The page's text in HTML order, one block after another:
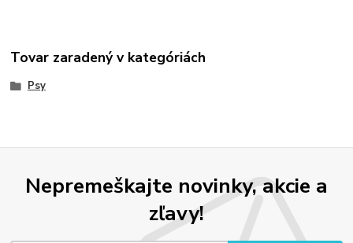
Tovar zaradený v kategóriách
Psy
Nepremeškajte novinky, akcie a
zľavy!